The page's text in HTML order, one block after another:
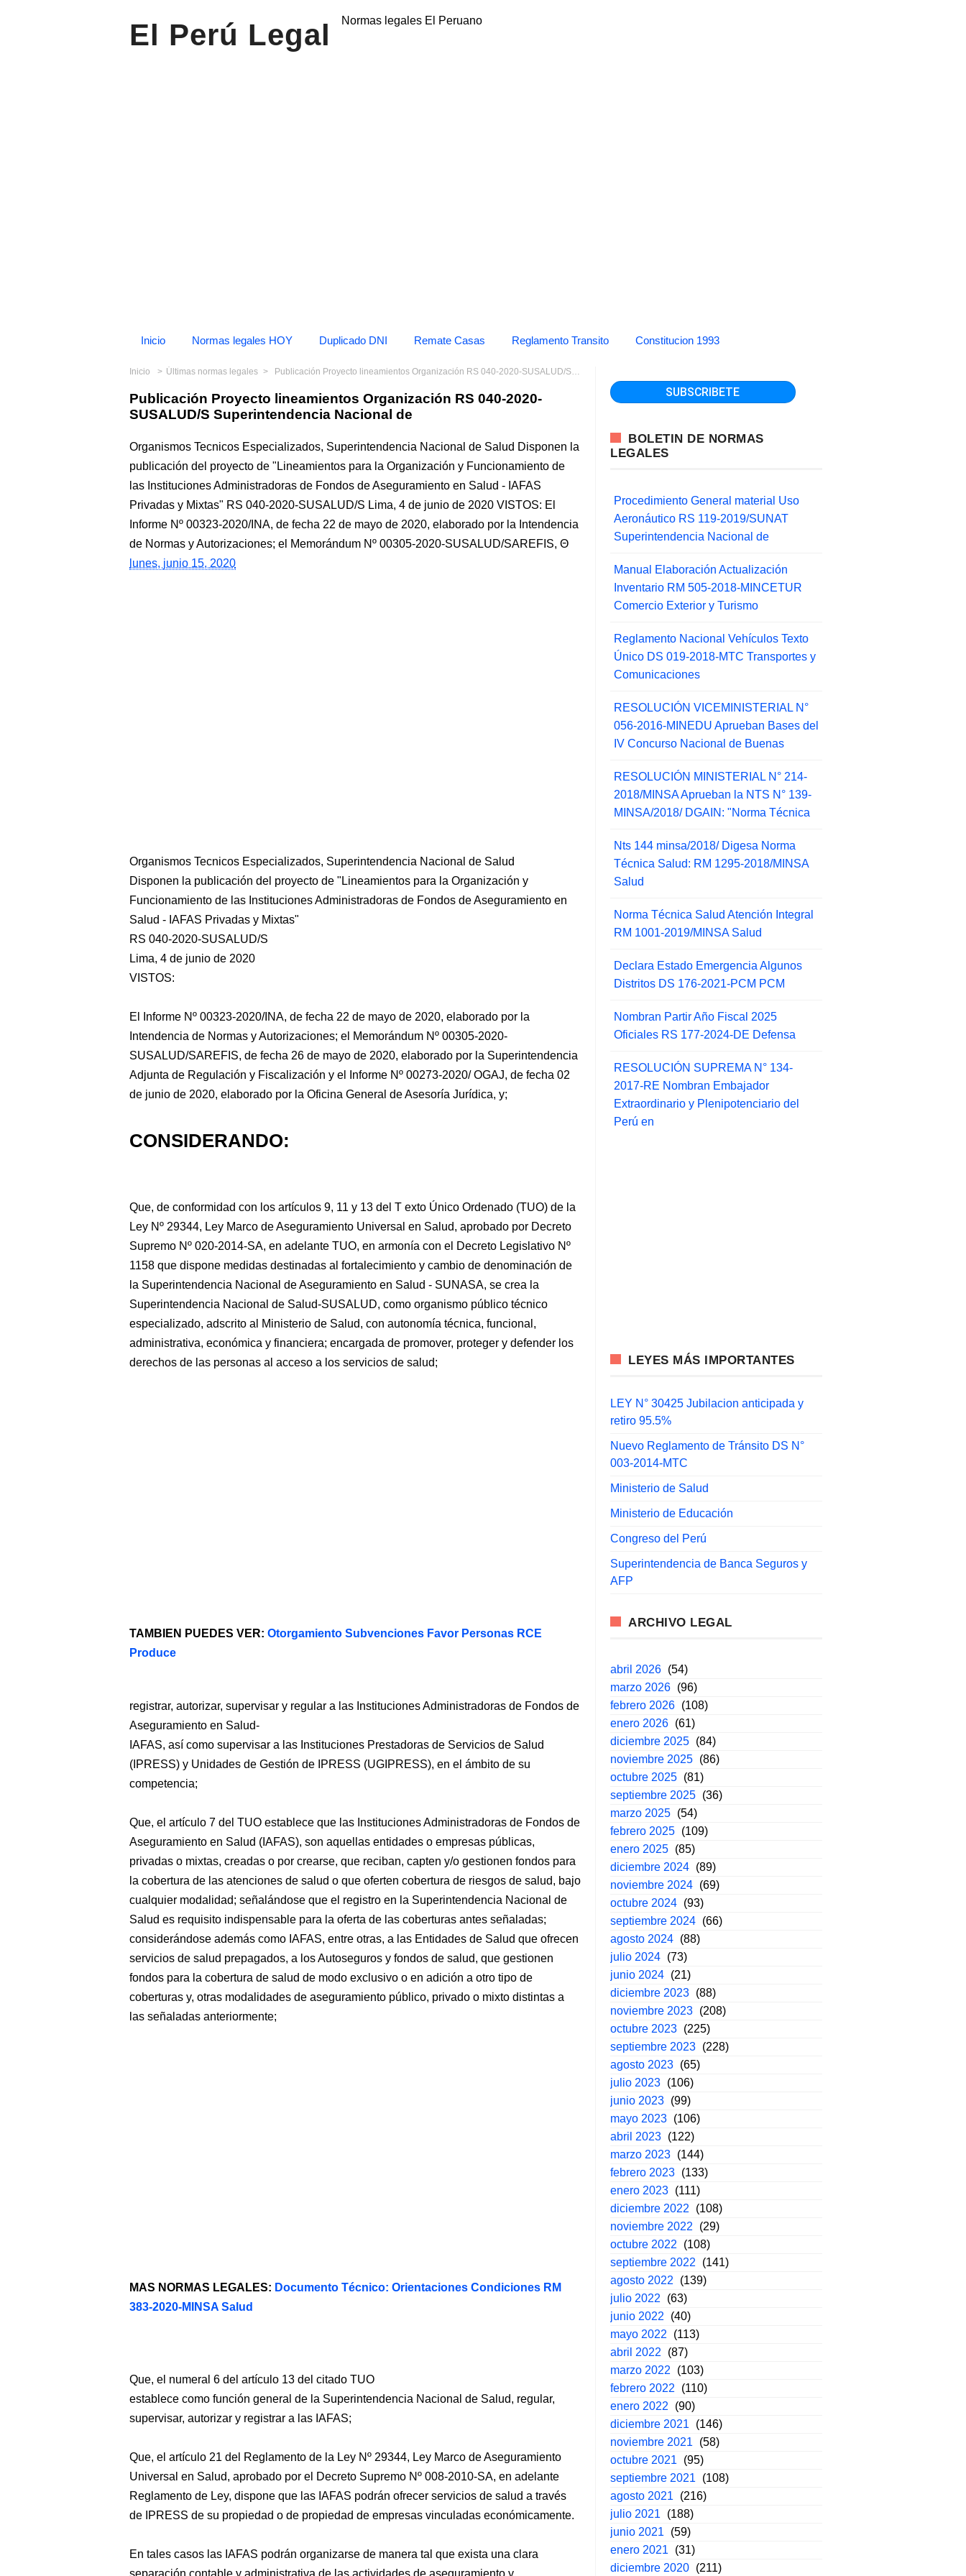
El Perú Legal Normas legales El Peruano
Inicio Normas legales HOY Duplicado DNI Remate Casas Reglamento Transito Constitucion 1993
Inicio Últimas normas legales Publicación Proyecto lineamientos Organización RS 040-2020-SUSALUD/S Superintendencia Nacional de
Publicación Proyecto lineamientos Organización RS 040-2020-
SUSALUD/S Superintendencia Nacional de
Organismos Tecnicos Especializados, Superintendencia Nacional de Salud Disponen la
publicación del proyecto de "Lineamientos para la Organización y Funcionamiento de
las Instituciones Administradoras de Fondos de Aseguramiento en Salud - IAFAS
Privadas y Mixtas" RS 040-2020-SUSALUD/S Lima, 4 de junio de 2020 VISTOS: El
Informe Nº 00323-2020/INA, de fecha 22 de mayo de 2020, elaborado por la Intendencia
de Normas y Autorizaciones; el Memorándum Nº 00305-2020-SUSALUD/SAREFIS,
lunes, junio 15, 2020
Organismos Tecnicos Especializados, Superintendencia Nacional de Salud
Disponen la publicación del proyecto de "Lineamientos para la Organización y
Funcionamiento de las Instituciones Administradoras de Fondos de Aseguramiento en
Salud - IAFAS Privadas y Mixtas"
RS 040-2020-SUSALUD/S
Lima, 4 de junio de 2020
VISTOS:
El Informe Nº 00323-2020/INA, de fecha 22 de mayo de 2020, elaborado por la
Intendencia de Normas y Autorizaciones; el Memorándum Nº 00305-2020-
SUSALUD/SAREFIS, de fecha 26 de mayo de 2020, elaborado por la Superintendencia
Adjunta de Regulación y Fiscalización y el Informe Nº 00273-2020/ OGAJ, de fecha 02
de junio de 2020, elaborado por la Oficina General de Asesoría Jurídica, y;
CONSIDERANDO:
Que, de conformidad con los artículos 9, 11 y 13 del T exto Único Ordenado (TUO) de la
Ley Nº 29344, Ley Marco de Aseguramiento Universal en Salud, aprobado por Decreto
Supremo Nº 020-2014-SA, en adelante TUO, en armonía con el Decreto Legislativo Nº
1158 que dispone medidas destinadas al fortalecimiento y cambio de denominación de
la Superintendencia Nacional de Aseguramiento en Salud - SUNASA, se crea la
Superintendencia Nacional de Salud-SUSALUD, como organismo público técnico
especializado, adscrito al Ministerio de Salud, con autonomía técnica, funcional,
administrativa, económica y financiera; encargada de promover, proteger y defender los
derechos de las personas al acceso a los servicios de salud;
TAMBIEN PUEDES VER: Otorgamiento Subvenciones Favor Personas RCE
Produce
registrar, autorizar, supervisar y regular a las Instituciones Administradoras de Fondos de
Aseguramiento en Salud-
IAFAS, así como supervisar a las Instituciones Prestadoras de Servicios de Salud
(IPRESS) y Unidades de Gestión de IPRESS (UGIPRESS), en el ámbito de su
competencia;
Que, el artículo 7 del TUO establece que las Instituciones Administradoras de Fondos de
Aseguramiento en Salud (IAFAS), son aquellas entidades o empresas públicas,
privadas o mixtas, creadas o por crearse, que reciban, capten y/o gestionen fondos para
la cobertura de las atenciones de salud o que oferten cobertura de riesgos de salud, bajo
cualquier modalidad; señalándose que el registro en la Superintendencia Nacional de
Salud es requisito indispensable para la oferta de las coberturas antes señaladas;
considerándose además como IAFAS, entre otras, a las Entidades de Salud que ofrecen
servicios de salud prepagados, a los Autoseguros y fondos de salud, que gestionen
fondos para la cobertura de salud de modo exclusivo o en adición a otro tipo de
coberturas y, otras modalidades de aseguramiento público, privado o mixto distintas a
las señaladas anteriormente;
MAS NORMAS LEGALES: Documento Técnico: Orientaciones Condiciones RM
383-2020-MINSA Salud
Que, el numeral 6 del artículo 13 del citado TUO
establece como función general de la Superintendencia Nacional de Salud, regular,
supervisar, autorizar y registrar a las IAFAS;
Que, el artículo 21 del Reglamento de la Ley Nº 29344, Ley Marco de Aseguramiento
Universal en Salud, aprobado por el Decreto Supremo Nº 008-2010-SA, en adelante
Reglamento de Ley, dispone que las IAFAS podrán ofrecer servicios de salud a través
de IPRESS de su propiedad o de propiedad de empresas vinculadas económicamente.
En tales casos las IAFAS podrán organizarse de manera tal que exista una clara
separación contable y administrativa de las actividades de aseguramiento y
BOLETIN DE NORMAS
LEGALES
Procedimiento General material Uso
Aeronáutico RS 119-2019/SUNAT
Superintendencia Nacional de
Manual Elaboración Actualización
Inventario RM 505-2018-MINCETUR
Comercio Exterior y Turismo
Reglamento Nacional Vehículos Texto
Único DS 019-2018-MTC Transportes y
Comunicaciones
RESOLUCIÓN VICEMINISTERIAL N°
056-2016-MINEDU Aprueban Bases del
IV Concurso Nacional de Buenas
RESOLUCIÓN MINISTERIAL N° 214-
2018/MINSA Aprueban la NTS N° 139-
MINSA/2018/ DGAIN: "Norma Técnica
Nts 144 minsa/2018/ Digesa Norma
Técnica Salud: RM 1295-2018/MINSA
Salud
Norma Técnica Salud Atención Integral
RM 1001-2019/MINSA Salud
Declara Estado Emergencia Algunos
Distritos DS 176-2021-PCM PCM
Nombran Partir Año Fiscal 2025
Oficiales RS 177-2024-DE Defensa
RESOLUCIÓN SUPREMA N° 134-
2017-RE Nombran Embajador
Extraordinario y Plenipotenciario del
Perú en
LEYES MÁS IMPORTANTES
LEY N° 30425 Jubilacion anticipada y
retiro 95.5%
Nuevo Reglamento de Tránsito DS N°
003-2014-MTC
Ministerio de Salud
Ministerio de Educación
Congreso del Perú
Superintendencia de Banca Seguros y
AFP
ARCHIVO LEGAL
abril 2026 (54)
marzo 2026 (96)
febrero 2026 (108)
enero 2026 (61)
diciembre 2025 (84)
noviembre 2025 (86)
octubre 2025 (81)
septiembre 2025 (36)
marzo 2025 (54)
febrero 2025 (109)
enero 2025 (85)
diciembre 2024 (89)
noviembre 2024 (69)
octubre 2024 (93)
septiembre 2024 (66)
agosto 2024 (88)
julio 2024 (73)
junio 2024 (21)
diciembre 2023 (88)
noviembre 2023 (208)
octubre 2023 (225)
septiembre 2023 (228)
agosto 2023 (65)
julio 2023 (106)
junio 2023 (99)
mayo 2023 (106)
abril 2023 (122)
marzo 2023 (144)
febrero 2023 (133)
enero 2023 (111)
diciembre 2022
(108)
noviembre 2022
(29)
octubre 2022
(108)
septiembre 2022
(141)
agosto 2022
(139)
julio 2022
(63)
junio 2022
(40)
mayo 2022
(113)
abril 2022
(87)
marzo 2022
(103)
febrero 2022
(110)
enero 2022
(90)
diciembre 2021
(146)
noviembre 2021
(58)
octubre 2021
(95)
septiembre 2021
(108)
agosto 2021
(216)
julio 2021
(188)
junio 2021
(59)
enero 2021
(31)
diciembre 2020 (211)